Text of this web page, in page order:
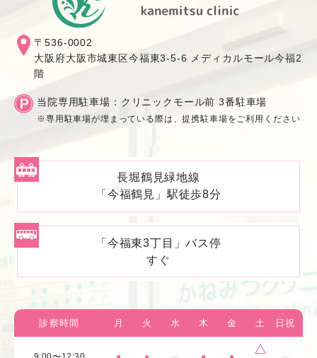
〒536-0002
⼤阪府⼤阪市城東区今福東3-5-6 メディカルモール今福2
階
当院専⽤駐⾞場：クリニックモール前 3番駐⾞場
※専⽤駐⾞場が埋まっている際は、提携駐⾞場をご利⽤ください
⻑堀鶴⾒緑地線
「今福鶴⾒」駅徒歩8分
「今福東3丁⽬」バス停
すぐ
診察時間 月 火 水 木 金 土 日祝